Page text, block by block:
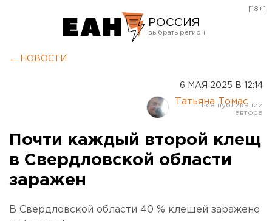
РОССИЯ
Курган
Оренбург
[18+]
← НОВОСТИ
6 МАЯ 2025 В 12:14
Татьяна Томас
Почти каждый второй клещ
в Свердловской области
заражен
В Свердловской области 40 % клещей заражено